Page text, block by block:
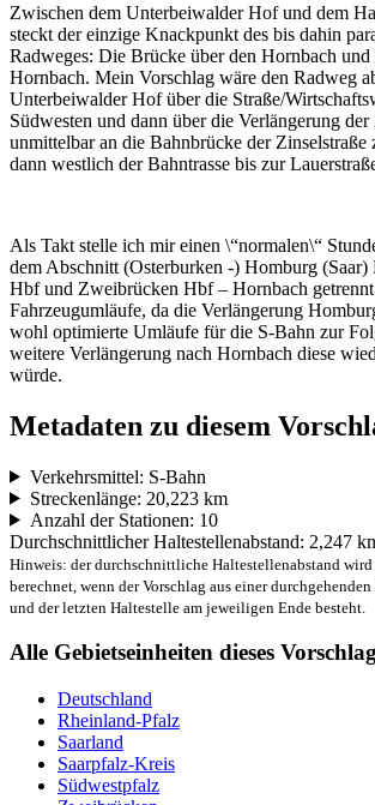
Zwischen dem Unterbeiwalder Hof und dem
steckt der einzige Knackpunkt des bis dahin
Radweges: Die Brücke über den Hornbach und
Hornbach. Mein Vorschlag wäre den Radweg
Unterbeiwalder Hof über die Straße/
Südwesten und dann über die Verlängerung der
unmittelbar an die Bahnbrücke der Zinselstraße
dann westlich der Bahntrasse bis zur
Als Takt stelle ich mir einen \“normalen\“
dem Abschnitt (Osterburken -) Homburg
Hbf und Zweibrücken Hbf – Hornbach
Fahrzeugumläufe, da die Verlängerung
wohl optimierte Umläufe für die S-Bahn zur
weitere Verlängerung nach Hornbach diese
würde.
Metadaten zu diesem
Verkehrsmittel: S-Bahn
Streckenlänge: 20,223 km
Anzahl der Stationen: 10
Durchschnittlicher Haltestellenabstand: 2,247
Hinweis: der durchschnittliche Haltestellenabstand
berechnet, wenn der Vorschlag aus einer
und der letzten Haltestelle am jeweiligen Ende besteht.
Alle Gebietseinheiten dieses
Deutschland
Rheinland-Pfalz
Saarland
Saarpfalz-Kreis
Südwestpfalz